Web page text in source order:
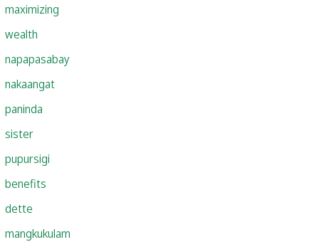
maximizing
wealth
napapasabay
nakaangat
paninda
sister
pupursigi
benefits
dette
mangkukulam